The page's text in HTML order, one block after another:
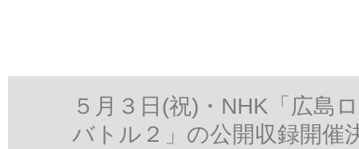
５月３日(祝)・NHK「広島
バトル２」の公開収録開